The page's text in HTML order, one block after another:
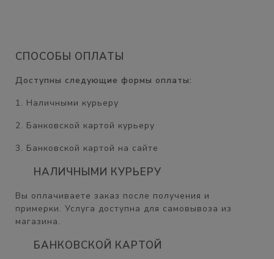
СПОСОБЫ ОПЛАТЫ
Доступны следующие формы оплаты:
1. Наличными курьеру
2. Банковской картой курьеру
3. Банковской картой на сайте
НАЛИЧНЫМИ КУРЬЕРУ
Вы оплачиваете заказ после получения и
примерки. Услуга доступна для самовывоза из
магазина.
БАНКОВСКОЙ КАРТОЙ